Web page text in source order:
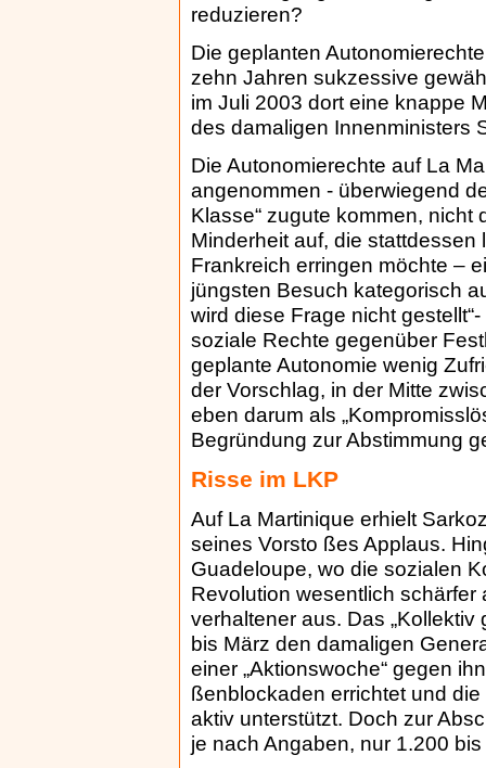
reduzieren?
Die geplanten
zehn Jahren sukzessive
im Juli 2003 dort eine knappe
des damaligen Innenministers
Die Autonomierechte auf La
angenommen - überwiegend
Klasse“ zugute kommen,
Minderheit auf, die
Frankreich erringen möchte –
jüngsten Besuch kategorisch
wird diese Frage nicht
soziale Rechte gegenüber
geplante Autonomie wenig
der Vorschlag, in der Mitte
eben darum als
Begründung zur Abstimmung
Risse im LKP
Auf La Martinique erhielt
seines Vorsto ßes Applaus.
Guadeloupe, wo die sozialen
Revolution wesentlich
verhaltener aus. Das
bis März den damaligen
einer „Aktionswoche“ gegen
ßenblockaden errichtet und
aktiv unterstützt. Doch zur
je nach Angaben, nur 1.200